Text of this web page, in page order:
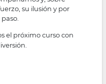
su ilusión y por
el próximo curso con